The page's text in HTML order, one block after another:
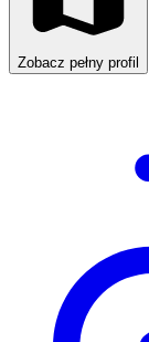
Zobacz pełny profil